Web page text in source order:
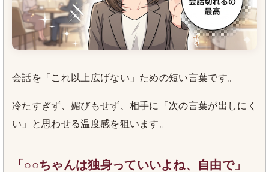
会話を「これ以上広げない」ための短い言葉です。
冷たすぎず、媚びもせず、相手に「次の言葉が出しにく
い」と思わせる温度感を狙います。
「○○ちゃんは独身っていいよね、自由で」